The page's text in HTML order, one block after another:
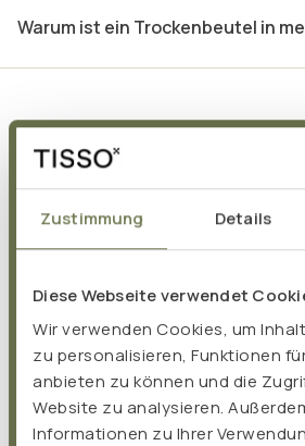
Zustimmung Details
Diese Webseite verwendet
Wir verwenden Cookies, um
zu personalisieren, Funktionen
anbieten zu können und die
Website zu analysieren.
Informationen zu Ihrer
Warum ist ein Trockenbeutel in
So erreichst du uns
Von Montag bis Freitag zwischen 9
persönlich für dich da.
Schreib uns eine E-Mail
info@tisso.de
Ruf an